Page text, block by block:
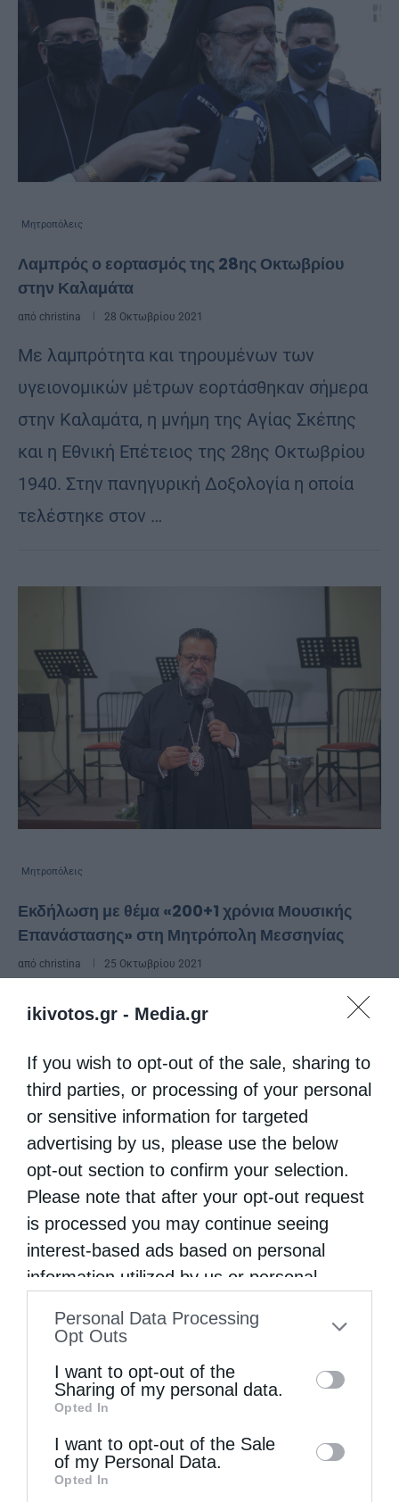
ikivotos.gr - Media.gr
If you wish to opt-out of the sale, sharing to
third parties, or processing of your personal
or sensitive information for targeted
advertising by us, please use the below
opt-out section to confirm your selection.
Please note that after your opt-out request
is processed you may continue seeing
interest-based ads based on personal
information utilized by us or personal
to your opt-out. You may separately opt-out
information by third parties on the IAB’s list
of downstream participants. This
information may also be disclosed by us to
third parties on theIAB’s List of
Downstream Participants
Personal Data Processing
Opt Outs
I want to opt-out of the
Sharing of my personal data.
Opted In
I want to opt-out of the Sale
of my Personal Data.
Opted In
Μητροπόλεις
Λαμπρός ο εορτασμός της 28ης Οκτωβρίου
στην Καλαμάτα
από christina 28 Οκτωβρίου 2021
Με λαμπρότητα και τηρουμένων των
υγειονομικών μέτρων εορτάσθηκαν σήμερα
στην Καλαμάτα, η μνήμη της Αγίας Σκέπης
και η Εθνική Επέτειος της 28ης Οκτωβρίου
1940. Στην πανηγυρική Δοξολογία η οποία
τελέστηκε στον …
Μητροπόλεις
Εκδήλωση με θέμα «200+1 χρόνια Μουσικής
Επανάστασης» στη Μητρόπολη Μεσσηνίας
από christina 25 Οκτωβρίου 2021
Oλοκληρώθηκαν οι εργασίες της
χρόνια Μουσικής Επανάστασης» που
διοργάνωσε η Σχολή Βυζαντινής &
Παραδοσιακής Μουσικής της Ιεράς
Μητροπόλεως Μεσσηνίας, το Σάββατο 23
και Κυριακή 24 …